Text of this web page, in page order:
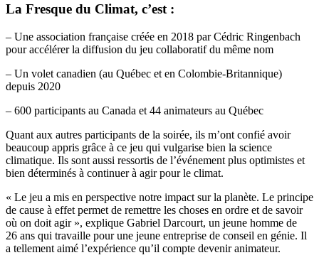
La Fresque du Climat, c’est :
– Une association française créée en 2018 par Cédric Ringenbach
pour accélérer la diffusion du jeu collaboratif du même nom
– Un volet canadien (au Québec et en Colombie-Britannique)
depuis 2020
– 600 participants au Canada et 44 animateurs au Québec
Quant aux autres participants de la soirée, ils m’ont confié avoir
beaucoup appris grâce à ce jeu qui vulgarise bien la science
climatique. Ils sont aussi ressortis de l’événement plus optimistes et
bien déterminés à continuer à agir pour le climat.
« Le jeu a mis en perspective notre impact sur la planète. Le principe
de cause à effet permet de remettre les choses en ordre et de savoir
où on doit agir », explique Gabriel Darcourt, un jeune homme de
26 ans qui travaille pour une jeune entreprise de conseil en génie. Il
a tellement aimé l’expérience qu’il compte devenir animateur.